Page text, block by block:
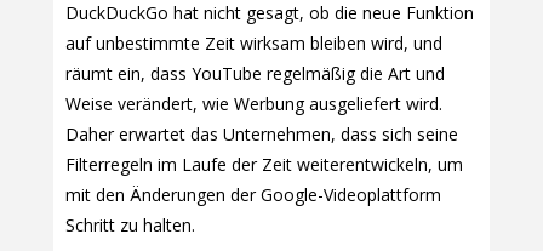
DuckDuckGo hat nicht gesagt, ob die neue Funktion
auf unbestimmte Zeit wirksam bleiben wird, und
räumt ein, dass YouTube regelmäßig die Art und
Weise verändert, wie Werbung ausgeliefert wird.
Daher erwartet das Unternehmen, dass sich seine
Filterregeln im Laufe der Zeit weiterentwickeln, um
mit den Änderungen der Google-Videoplattform
Schritt zu halten.